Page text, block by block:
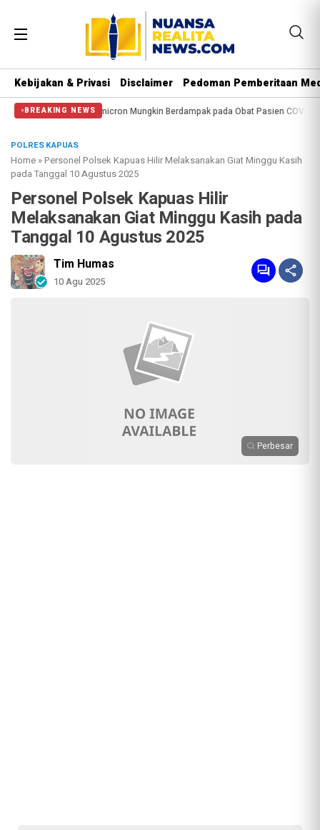
Kebijakan & Privasi Disclaimer Pedoman Pemberitaan
BREAKING NEWS
Mungkin Berdampak pada Obat Pasien COVID-19 Speedboat Bawa 23
POLRES KAPUAS
Home »Personel Polsek Kapuas Hilir Melaksanakan Giat Minggu Kasih
pada Tanggal 10 Agustus 2025
Personel Polsek Kapuas Hilir
Melaksanakan Giat Minggu Kasih pada
Tanggal 10 Agustus 2025
Tim Humas
10 Agu 2025
Perbesar